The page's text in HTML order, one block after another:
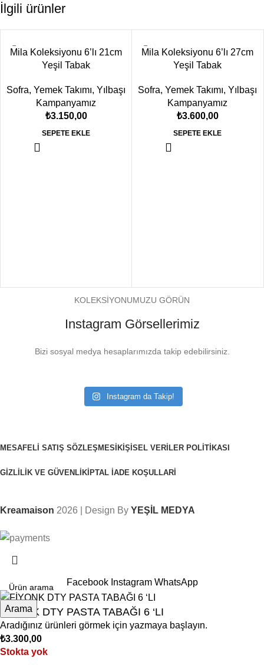
İlgili ürünler
Mila Koleksiyonu 6’lı 21cm
Yeşil Tabak
Sofra, Yemek Takımı, Yılbaşı
Kampanyamız
₺3.150,00
SEPETE EKLE
Mila Koleksiyonu 6’lı 27cm
Yeşil Tabak
Sofra, Yemek Takımı, Yılbaşı
Kampanyamız
₺3.600,00
SEPETE EKLE
KOLEKSİYONUMUZU GÖRÜN
Instagram Görsellerimiz
Bizi sosyal medya hesaplarımızda takip edebilirsiniz.
Instagram da Takip!
MESAFELI SATIŞ SÖZLEŞMESI KIŞISEL VERILER POLITIKASI
GIZLILIK VE GÜVENLIK İPTAL İADE KOŞULLARI
Kreamaison 2026 | Design By YEŞİL MEDYA
Arama
Aradığınız ürünleri görmek için yazmaya başlayın.
Sepetinizdeki 2. Ürün Şimdi %50 İndirimli!
Facebook Instagram WhatsApp
FİYONK DTY PASTA TABAĞI 6 ‘LI
₺3.300,00
Stokta yok